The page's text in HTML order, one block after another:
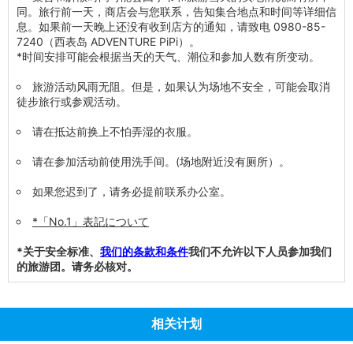
同。旅行前一天，商店会与您联系，告知集合地点和时间等详细信
息。如果前一天晚上还没有收到店方的通知，请致电 0980-85-
7240（西表岛 ADVENTURE PiPi）。
*时间安排可能会根据当天的天气、潮位和参加人数有所变动。
旅游活动风雨无阻。但是，如果认为场地不安全，可能会取消
徒步旅行或参观活动。
请在抵达前换上不怕弄湿的衣服。
请在参加活动前使用洗手间。(场地附近没有厕所）。
如果您迟到了，请务必提前联系办公室。
*「No.1」表記について
*关于安全标准、 我们的条款和条件我们不允许以下人员参加我们
的旅游团。请务必核对。
相关计划